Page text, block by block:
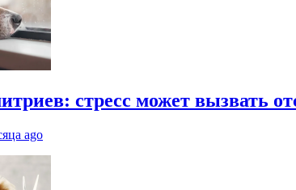
стресс может вызвать
ago